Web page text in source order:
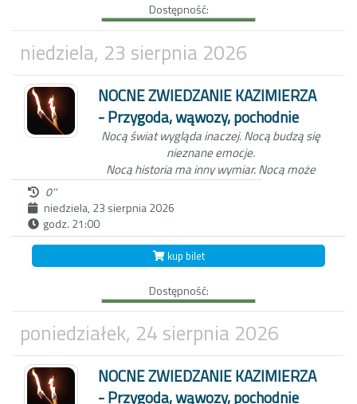
Kazimierza oraz wejdziemy z Tobą do
Wąwozu z korzeniami, wyłącznie przy
blasku pochodni. Czekamy na Ciebie o
zmierzchu, koło studni na kazimierskim
Rynku.
Dostępność:
niedziela, 23 sierpnia 2026
NOCNE ZWIEDZANIE KAZIMIERZA
- Przygoda, wąwozy, pochodnie
Nocą świat wygląda inaczej.Nocą budzą się
nieznane emocje.
Nocą historia ma inny wymiar.Nocą może
zdarzyć się wszystko...
Niezwykła nocna wycieczka po Kazimierzu
Dolnym to nie tylko spacer z przewodnikiem
po Miasteczku. W ten wieczór, zabierzemy
Kazimierza oraz wejdziemy z Tobą do
Wąwozu z korzeniami, wyłącznie przy
blasku pochodni.Czekamy na Ciebie o
zmierzchu, koło studni na kazimierskim
Rynku.
0''
niedziela, 23 sierpnia 2026
godz. 21:00
kup bilet
Dostępność:
poniedziałek, 24 sierpnia 2026
NOCNE ZWIEDZANIE KAZIMIERZA
- Przygoda, wąwozy, pochodnie